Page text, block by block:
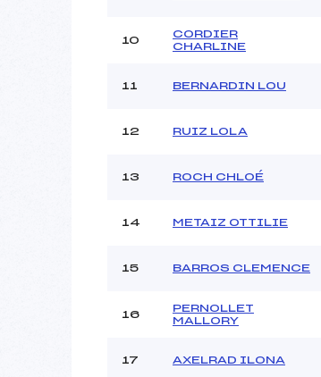
10
CORDIER
CHARLINE
11 BERNARDIN LOU
12 RUIZ LOLA
13 ROCH CHLOÉ
14 METAIZ OTTILIE
15 BARROS CLEMENCE
16
PERNOLLET
MALLORY
17 AXELRAD ILONA